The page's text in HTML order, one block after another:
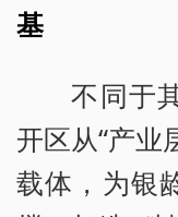
基
不同于
开区从“产业
载体，为银